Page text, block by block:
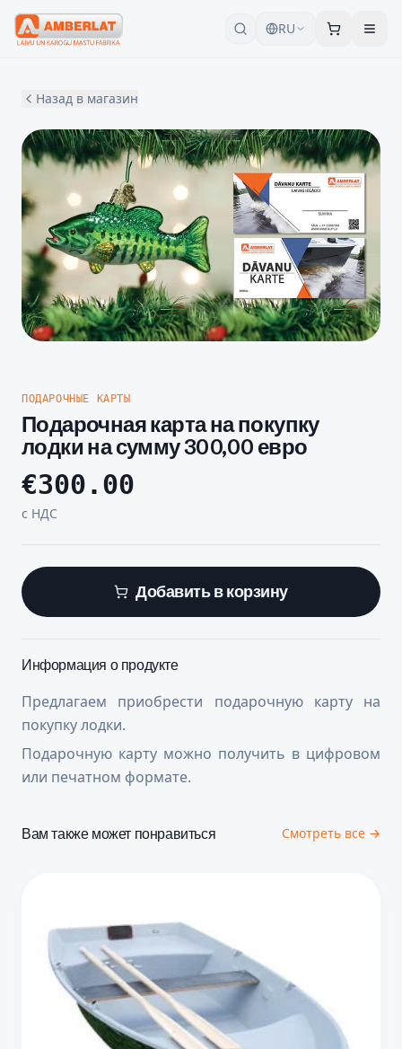
RU
Назад в магазин
ПОДАРОЧНЫЕ КАРТЫ
Подарочная карта на покупку
лодки на сумму 300,00 евро
€300.00
с НДС
Добавить в корзину
Информация о продукте
Предлагаем приобрести подарочную карту на
покупку лодки.
Подарочную карту можно получить в цифровом
или печатном формате.
Вам также может понравиться Смотреть все →